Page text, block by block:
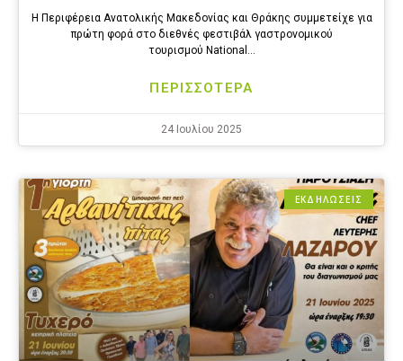
Η Περιφέρεια Ανατολικής Μακεδονίας και Θράκης συμμετείχε για
πρώτη φορά στο διεθνές φεστιβάλ γαστρονομικού
τουρισμού National…
ΠΕΡΙΣΣΟΤΕΡΑ
24 Ιουλίου 2025
ΕΚΔΗΛΩΣΕΙΣ